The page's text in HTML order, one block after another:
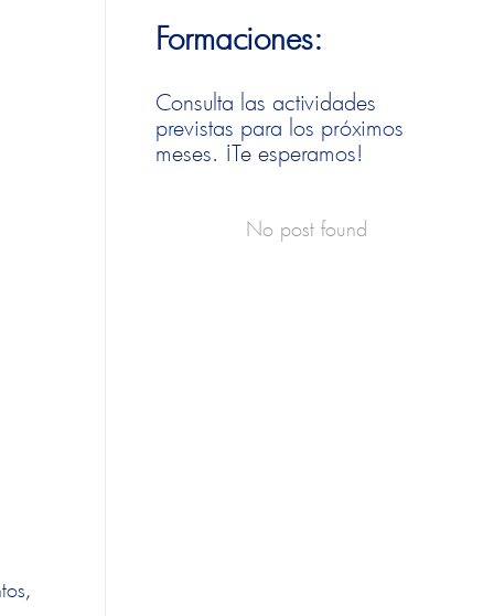
Formaciones:
Consulta las actividades
previstas para los próximos
meses. ¡Te esperamos!
No post found